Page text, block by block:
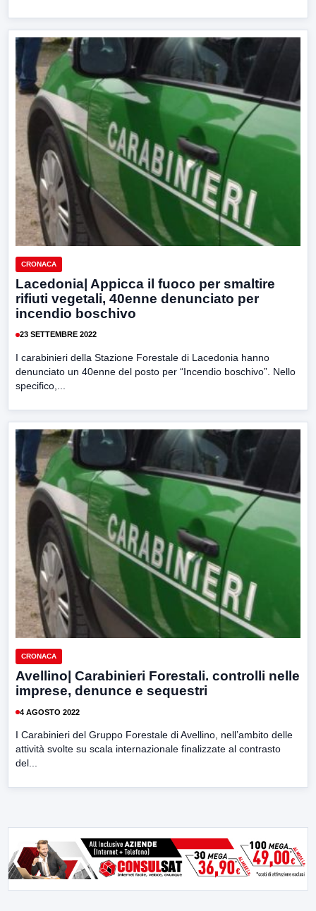
CRONACA
Lacedonia| Appicca il fuoco per smaltire
rifiuti vegetali, 40enne denunciato per
incendio boschivo
23 SETTEMBRE 2022
I carabinieri della Stazione Forestale di Lacedonia hanno
denunciato un 40enne del posto per “Incendio boschivo”. Nello
specifico,...
CRONACA
Avellino| Carabinieri Forestali. controlli nelle
imprese, denunce e sequestri
4 AGOSTO 2022
I Carabinieri del Gruppo Forestale di Avellino, nell’ambito delle
attività svolte su scala internazionale finalizzate al contrasto
del...